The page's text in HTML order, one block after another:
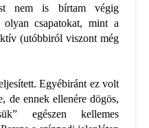
nem is bírtam végig
csapatokat, mint a
(utóbbiról viszont még
Egyébiránt ez volt
de ennek ellenére dögös,
egészen kellemes